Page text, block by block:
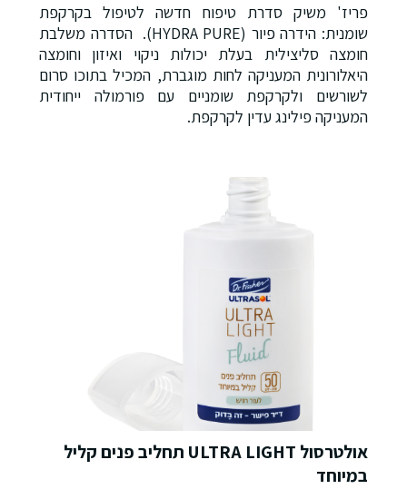
פריז' משיק סדרת טיפוח חדשה לטיפול בקרקפת
שומנית: הידרה פיור (HYDRA PURE). הסדרה משלבת
חומצה סליצילית בעלת יכולות ניקוי ואיזון וחומצה
היאלורונית המעניקה לחות מוגברת, המכיל בתוכו סרום
לשורשים ולקרקפת שומניים עם פורמולה ייחודית
המעניקה פילינג עדין לקרקפת.
אולטרסול ULTRA LIGHT תחליב פנים קליל
במיוחד